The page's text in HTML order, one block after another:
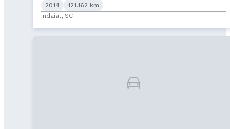
2014
121.162 km
Indaial, SC